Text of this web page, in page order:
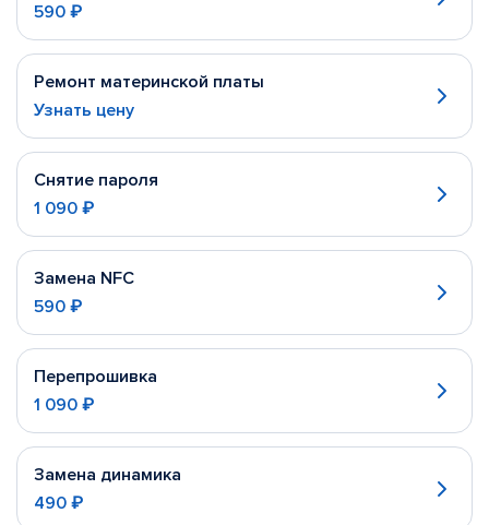
590 ₽
Ремонт материнской платы
Узнать цену
Снятие пароля
1 090 ₽
Замена NFC
590 ₽
Перепрошивка
1 090 ₽
Замена динамика
490 ₽